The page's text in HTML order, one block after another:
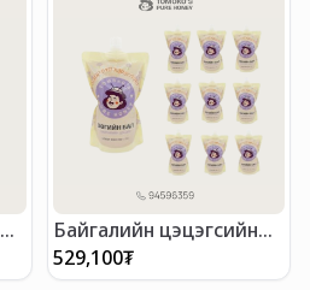
Байгалийн цэцэгсийн
зөгийн бал /700г/ (10ш
багц бөөний үнэ)
529,100₮